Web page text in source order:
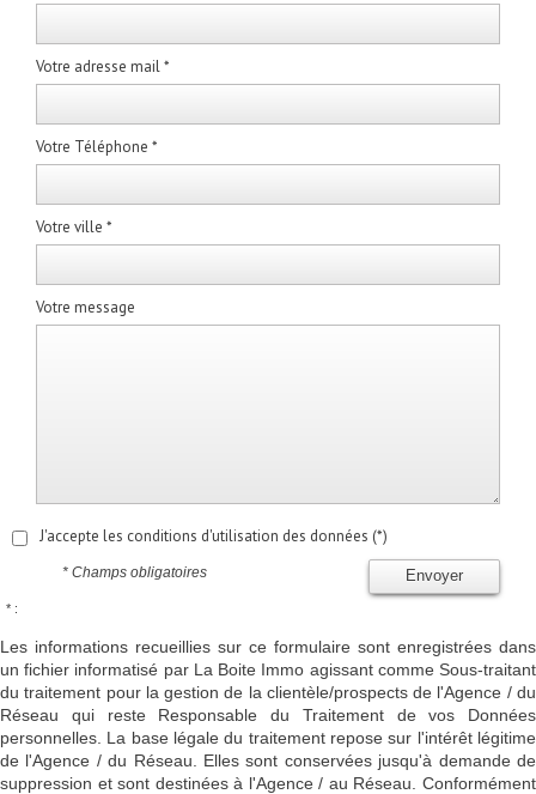
Votre adresse mail *
Votre Téléphone *
Votre ville *
Votre message
J'accepte les conditions d'utilisation des données (*)
Envoyer
* Champs obligatoires
* :
Les informations recueillies sur ce formulaire sont enregistrées dans
un fichier informatisé par La Boite Immo agissant comme Sous-traitant
du traitement pour la gestion de la clientèle/prospects de l'Agence / du
Réseau qui reste Responsable du Traitement de vos Données
personnelles. La base légale du traitement repose sur l'intérêt légitime
de l'Agence / du Réseau. Elles sont conservées jusqu'à demande de
suppression et sont destinées à l'Agence / au Réseau. Conformément